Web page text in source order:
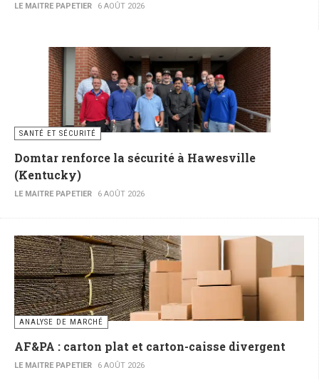
LE MAITRE PAPETIER 6 AOÛT 2026
SANTÉ ET SÉCURITÉ
Domtar renforce la sécurité à Hawesville
(Kentucky)
LE MAITRE PAPETIER 6 AOÛT 2026
ANALYSE DE MARCHÉ
AF&PA : carton plat et carton-caisse divergent
LE MAITRE PAPETIER 6 AOÛT 2026